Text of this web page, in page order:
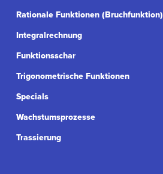
Rationale Funktionen (Bruchfunktion)
Integralrechnung
Funktionsschar
Trigonometrische Funktionen
Specials
Wachstumsprozesse
Trassierung